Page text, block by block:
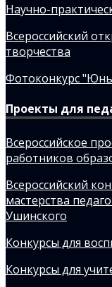
Научно-
Всероссийский
творчества
Фотоконкурс
Проекты для
Всероссийское
работников
Всероссийский
мастерства
Ушинского
Конкурсы для
Конкурсы для